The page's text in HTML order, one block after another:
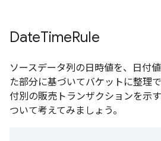
DateTimeRule
ソースデータ列の日時値を、日付
た部分に基づいてバケットに整理
付別の販売トランザクションを示
ついて考えてみましょう。